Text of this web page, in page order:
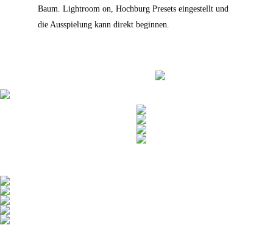
Baum. Lightroom on, Hochburg Presets eingestellt und
die Ausspielung kann direkt beginnen.